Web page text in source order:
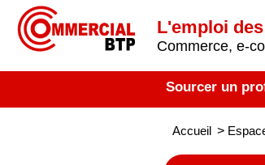
L'emploi
Commerce, e-
Sourcer un
Accueil >